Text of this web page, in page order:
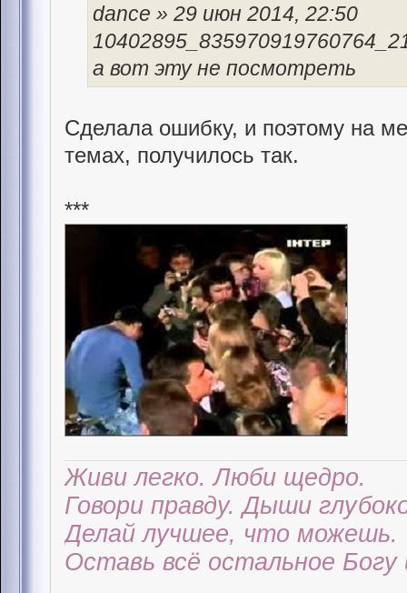
dance » 29 июн 2014, 22:50
а вот эту не посмотреть
Сделала ошибку, и поэтому на
темах, получилось так.
***
Живи легко. Люби щедро.
Говори правду. Дыши
Делай лучшее, что можешь.
Оставь всё остальное Богу